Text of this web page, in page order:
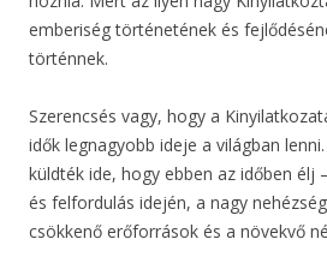
emberiség történetének és
történnek.
Szerencsés vagy, hogy a
idők legnagyobb ideje a világban
küldték ide, hogy ebben az időben élj
és felfordulás idején, a nagy
csökkenő erőforrások és a növekvő